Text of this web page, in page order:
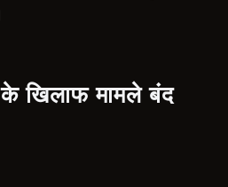
खिलाफ मामले बंद